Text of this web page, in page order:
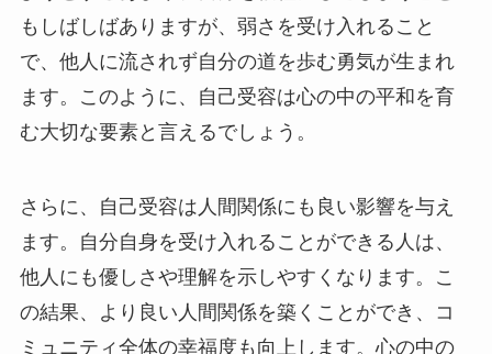
もしばしばありますが、弱さを受け入れること
で、他人に流されず自分の道を歩む勇気が生まれ
ます。このように、自己受容は心の中の平和を育
む大切な要素と言えるでしょう。
さらに、自己受容は人間関係にも良い影響を与え
ます。自分自身を受け入れることができる人は、
他人にも優しさや理解を示しやすくなります。こ
の結果、より良い人間関係を築くことができ、コ
ミュニティ全体の幸福度も向上します。心の中の